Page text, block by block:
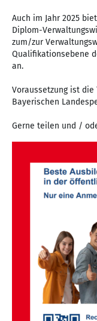
Auch im Jahr 2025
Diplom-
zum/zur
Qualifikationsebene
an.
Voraussetzung ist
Bayerischen
Gerne teilen und /